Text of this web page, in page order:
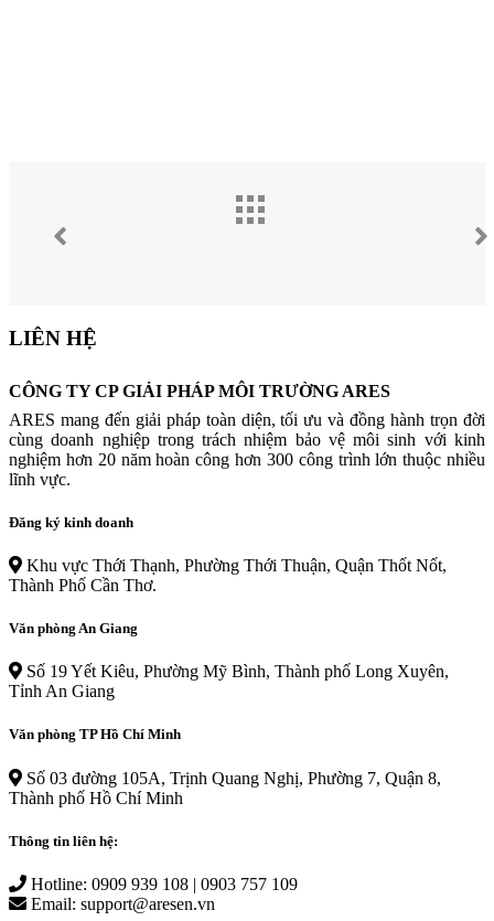
LIÊN HỆ
CÔNG TY CP GIẢI PHÁP MÔI TRƯỜNG ARES
ARES mang đến giải pháp toàn diện, tối ưu và đồng hành trọn đời
cùng doanh nghiệp trong trách nhiệm bảo vệ môi sinh với kinh
nghiệm hơn 20 năm hoàn công hơn 300 công trình lớn thuộc nhiều
lĩnh vực.
Đăng ký kinh doanh
Khu vực Thới Thạnh, Phường Thới Thuận, Quận Thốt Nốt,
Thành Phố Cần Thơ.
Văn phòng An Giang
Số 19 Yết Kiêu, Phường Mỹ Bình, Thành phố Long Xuyên,
Tỉnh An Giang
Văn phòng TP Hồ Chí Minh
Số 03 đường 105A, Trịnh Quang Nghị, Phường 7, Quận 8,
Thành phố Hồ Chí Minh
Thông tin liên hệ:
Hotline: 0909 939 108 | 0903 757 109
Email: support@aresen.vn